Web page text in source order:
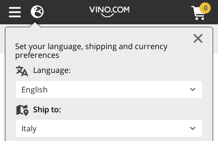
Set your language, shipping and currency
preferences
Language:
Ship to:
0
Chianti Classico DOCG
Casanova 2021 Dievole
DIEVOLE
0,75 ℓ